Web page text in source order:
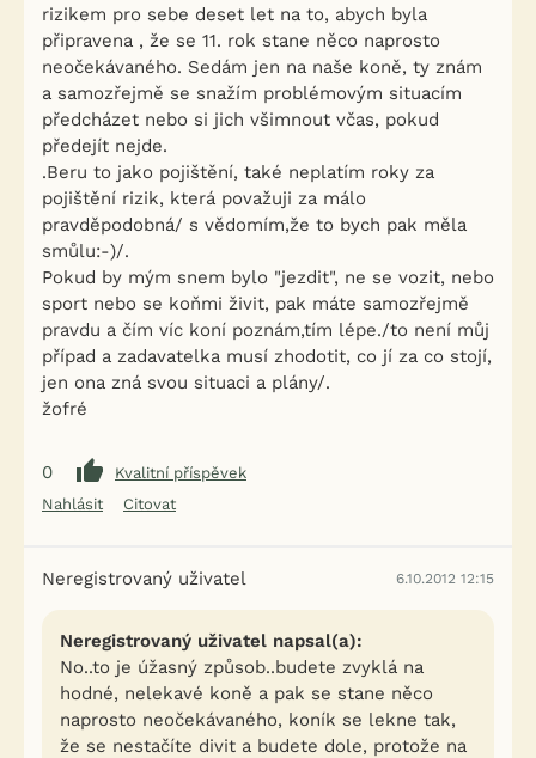
rizikem pro sebe deset let na to, abych byla
připravena , že se 11. rok stane něco naprosto
neočekávaného. Sedám jen na naše koně, ty znám
a samozřejmě se snažím problémovým situacím
předcházet nebo si jich všimnout včas, pokud
předejít nejde.
.Beru to jako pojištění, také neplatím roky za
pojištění rizik, která považuji za málo
pravděpodobná/ s vědomím,že to bych pak měla
smůlu:-)/.
Pokud by mým snem bylo "jezdit", ne se vozit, nebo
sport nebo se koňmi živit, pak máte samozřejmě
pravdu a čím víc koní poznám,tím lépe./to není můj
případ a zadavatelka musí zhodotit, co jí za co stojí,
jen ona zná svou situaci a plány/.
žofré
0
Kvalitní příspěvek
Nahlásit
Citovat
Neregistrovaný uživatel 6.10.2012 12:15
Neregistrovaný uživatel napsal(a):
No..to je úžasný způsob..budete zvyklá na
hodné, nelekavé koně a pak se stane něco
naprosto neočekávaného, koník se lekne tak,
že se nestačíte divit a budete dole, protože na